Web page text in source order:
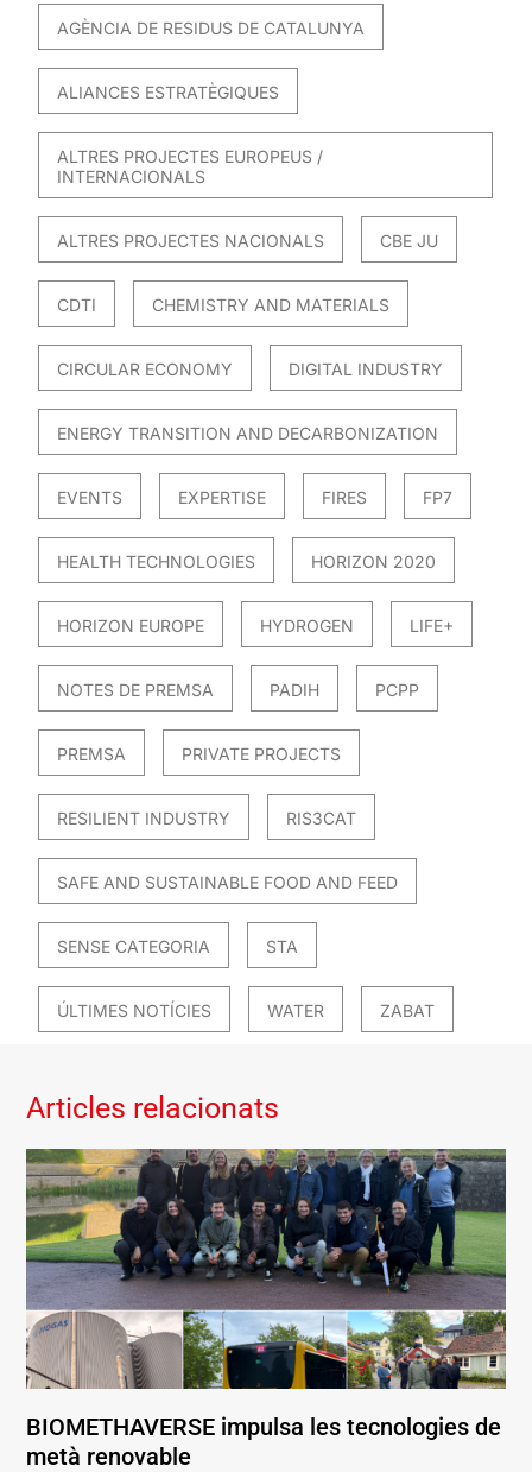
AGÈNCIA DE RESIDUS DE CATALUNYA
ALIANCES ESTRATÈGIQUES
ALTRES PROJECTES EUROPEUS /
INTERNACIONALS
ALTRES PROJECTES NACIONALS CBE JU
CDTI CHEMISTRY AND MATERIALS
CIRCULAR ECONOMY DIGITAL INDUSTRY
ENERGY TRANSITION AND DECARBONIZATION
EVENTS EXPERTISE FIRES FP7
HEALTH TECHNOLOGIES HORIZON 2020
HORIZON EUROPE HYDROGEN LIFE+
NOTES DE PREMSA PADIH PCPP
PREMSA PRIVATE PROJECTS
RESILIENT INDUSTRY RIS3CAT
SAFE AND SUSTAINABLE FOOD AND FEED
SENSE CATEGORIA STA
ÚLTIMES NOTÍCIES WATER ZABAT
Articles relacionats
BIOMETHAVERSE impulsa les tecnologies de
metà renovable